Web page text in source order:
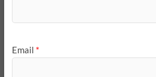
Email *